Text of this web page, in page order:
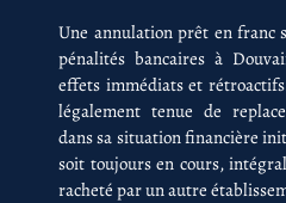
Une annulation prêt en franc
pénalités bancaires à
effets immédiats et
légalement tenue de
dans sa situation financière
soit toujours en cours,
racheté par un autre